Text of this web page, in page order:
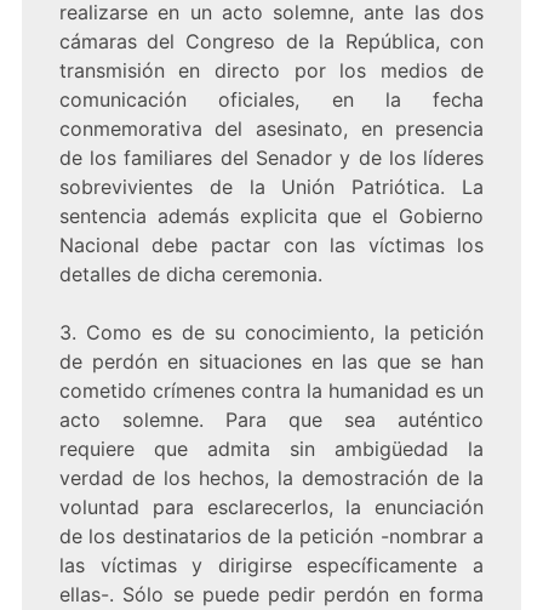
realizarse en un acto solemne, ante las dos
cámaras del Congreso de la República, con
transmisión en directo por los medios de
comunicación oficiales, en la fecha
conmemorativa del asesinato, en presencia
de los familiares del Senador y de los líderes
sobrevivientes de la Unión Patriótica. La
sentencia además explicita que el Gobierno
Nacional debe pactar con las víctimas los
detalles de dicha ceremonia.
3. Como es de su conocimiento, la petición
de perdón en situaciones en las que se han
cometido crímenes contra la humanidad es un
acto solemne. Para que sea auténtico
requiere que admita sin ambigüedad la
verdad de los hechos, la demostración de la
voluntad para esclarecerlos, la enunciación
de los destinatarios de la petición -nombrar a
las víctimas y dirigirse específicamente a
ellas-. Sólo se puede pedir perdón en forma